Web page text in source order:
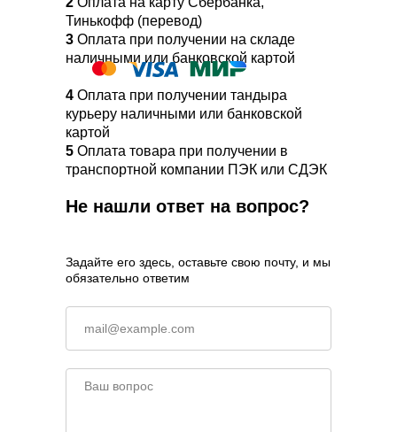
Тинькофф (перевод)
3 Оплата при получении на складе
наличными или банковской картой
4 Оплата при получении тандыра
курьеру наличными или банковской
картой
5 Оплата товара при получении в
транспортной компании ПЭК или СДЭК
Задайте его здесь, оставьте свою почту, и мы
обязательно ответим
Не нашли ответ на вопрос?